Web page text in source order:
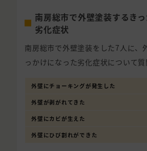
南房総市で外壁塗装するき
劣化症状
南房総市で外壁塗装をした7人に、
っかけになった劣化症状について質
外壁にチョーキングが発生した
外壁が剥がれてきた
外壁にカビが生えた
外壁にひび割れができた